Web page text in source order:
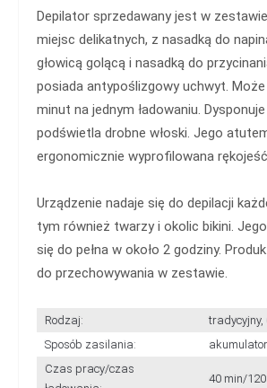
Depilator sprzedawany jest w
miejsc delikatnych, z nasadką do
głowicą golącą i nasadką do
posiada antypoślizgowy uchwyt.
minut na jednym ładowaniu. Dysponuje
podświetla drobne włoski. Jego
ergonomicznie wyprofilowana
Urządzenie nadaje się do depilacji
tym również twarzy i okolic bikini.
się do pełna w około 2 godziny.
do przechowywania w zestawie.
Rodzaj:
tradycyjny,
Sposób zasilania:
Czas pracy/czas
40 min/